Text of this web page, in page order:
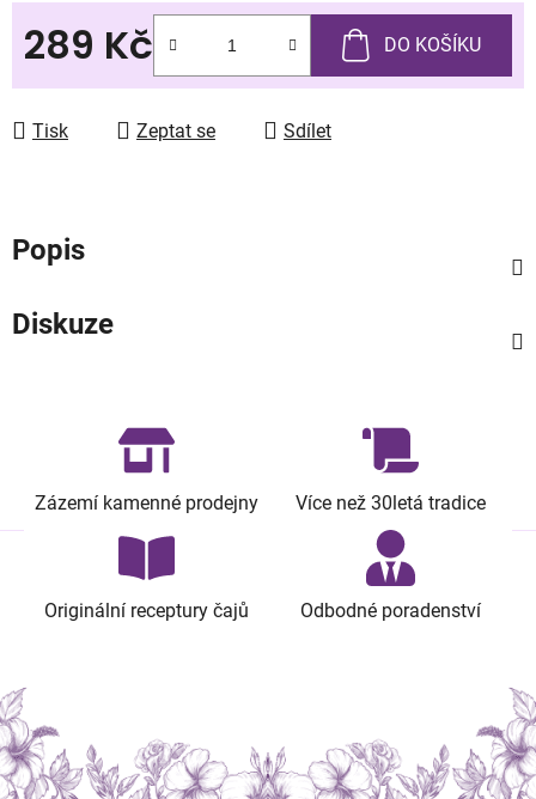
289 Kč DO KOŠÍKU
Tisk Zeptat se Sdílet
Popis
Diskuze
Zázemí kamenné prodejny Více než 30letá tradice
Originální receptury čajů Odbodné poradenství